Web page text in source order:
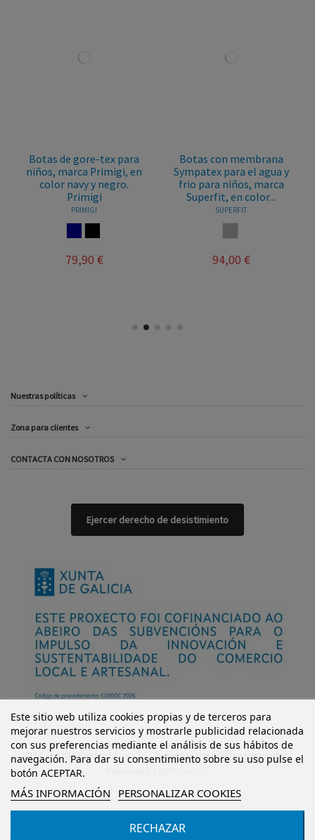
Botas de gore-tex para
niños, marca Primigi, en
color navy y negro.
Primigi
PRIMIGI
79,90 €
Botas con membrana
Sympatex para el agua y
frio para niños, marca
Superfit, en color...
SUPERFIT
94,00 €
Nuestras políticas
Zona para clientes
CONTACTA CON NOSOTROS
Este sitio web utiliza cookies propias y de terceros para
mejorar nuestros servicios y mostrarle publicidad relacionada
con sus preferencias mediante el análisis de sus hábitos de
navegación. Para dar su consentimiento sobre su uso pulse el
botón ACEPTAR.
MÁS INFORMACIÓN PERSONALIZAR COOKIES
RECHAZAR
Ejercer derecho de desistimiento
© Mi Castillo Kinder Shoes S.L. Todos los derechos reservados.